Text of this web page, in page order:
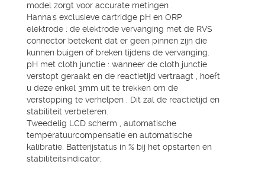
model zorgt voor accurate metingen .
Hanna's exclusieve cartridge pH en ORP
elektrode : de elektrode vervanging met de RVS
connector betekent dat er geen pinnen zijn die
kunnen buigen of breken tijdens de vervanging.
pH met cloth junctie : wanneer de cloth junctie
verstopt geraakt en de reactietijd vertraagt , hoeft
u deze enkel 3mm uit te trekken om de
verstopping te verhelpen . Dit zal de reactietijd en
stabiliteit verbeteren.
Tweedelig LCD scherm , automatische
temperatuurcompensatie en automatische
kalibratie. Batterijstatus in % bij het opstarten en
stabiliteitsindicator.